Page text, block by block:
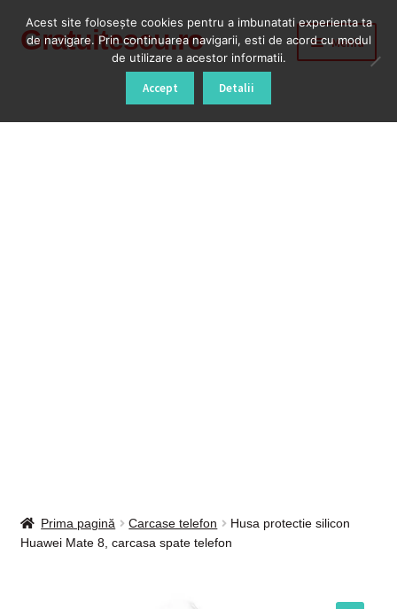
Sari
Sari
Gratuitescu.ro Meniu
Politica de utilizare cookie
Prima pagină Carcase telefon
Husa protectie silicon
Huawei Mate 8, carcasa spate telefon
Acest site foloseşte cookies pentru a imbunatati experienta ta
de navigare. Prin continuarea navigarii, esti de acord cu modul
de utilizare a acestor informatii.
Accept Detalii